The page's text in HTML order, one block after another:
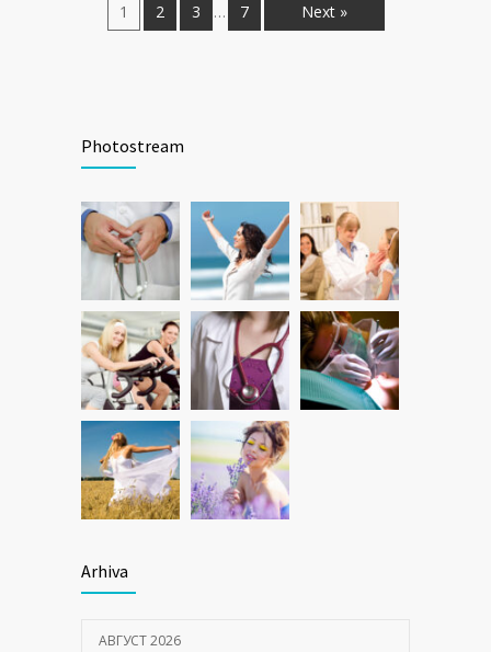
1 2 3 … 7 Next »
Photostream
Arhiva
АВГУСТ 2026